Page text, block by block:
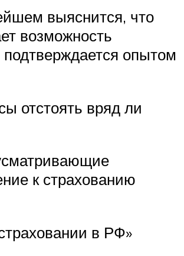
выяснится, что
возможность
опытом
отстоять вряд ли
к страхованию
в РФ»